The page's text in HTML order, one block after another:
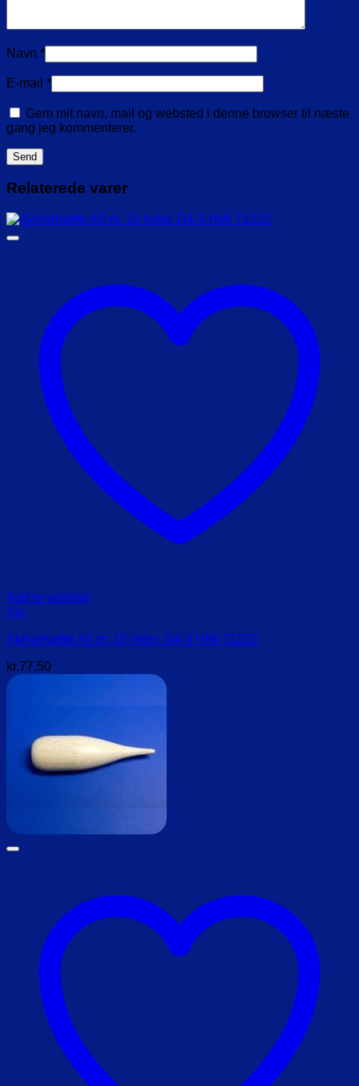
Navn *
E-mail *
Gem mit navn, mail og websted i denne browser til næste
gang jeg kommenterer.
Relaterede varer
Add to wishlist
Vis
Skrivehæfte A5 m. 10 linier, D4-3 HMI 71222
kr.77,50